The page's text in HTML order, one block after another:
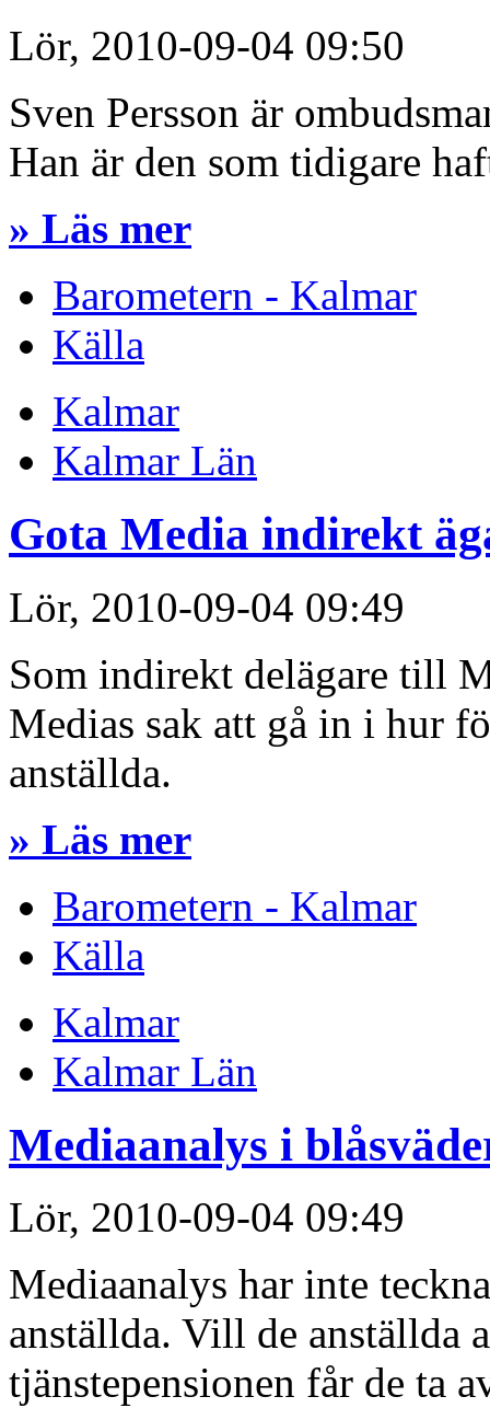
Lör, 2010-09-04 09:50
Sven Persson är
Han är den som tidigare
» Läs mer
Barometern - Kalmar
Källa
Kalmar
Kalmar Län
Gota Media indirekt
Lör, 2010-09-04 09:49
Som indirekt delägare till
Medias sak att gå in i hur
anställda.
» Läs mer
Barometern - Kalmar
Källa
Kalmar
Kalmar Län
Mediaanalys i
Lör, 2010-09-04 09:49
Mediaanalys har inte
anställda. Vill de anställda
tjänstepensionen får de ta